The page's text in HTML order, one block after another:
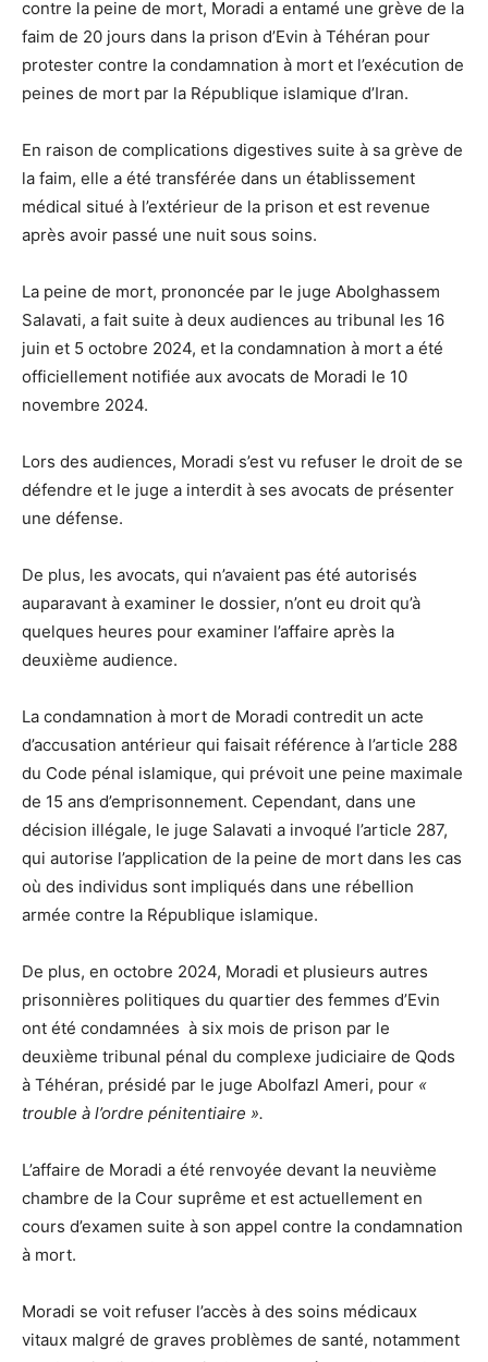
contre la peine de mort, Moradi a entamé une grève de la
faim de 20 jours dans la prison d’Evin à Téhéran pour
protester contre la condamnation à mort et l’exécution de
peines de mort par la République islamique d’Iran.
En raison de complications digestives suite à sa grève de
la faim, elle a été transférée dans un établissement
médical situé à l’extérieur de la prison et est revenue
après avoir passé une nuit sous soins.
La peine de mort, prononcée par le juge Abolghassem
Salavati, a fait suite à deux audiences au tribunal les 16
juin et 5 octobre 2024, et la condamnation à mort a été
officiellement notifiée aux avocats de Moradi le 10
novembre 2024.
Lors des audiences, Moradi s’est vu refuser le droit de se
défendre et le juge a interdit à ses avocats de présenter
une défense.
De plus, les avocats, qui n’avaient pas été autorisés
auparavant à examiner le dossier, n’ont eu droit qu’à
quelques heures pour examiner l’affaire après la
deuxième audience.
La condamnation à mort de Moradi contredit un acte
d’accusation antérieur qui faisait référence à l’article 288
du Code pénal islamique, qui prévoit une peine maximale
de 15 ans d’emprisonnement. Cependant, dans une
décision illégale, le juge Salavati a invoqué l’article 287,
qui autorise l’application de la peine de mort dans les cas
où des individus sont impliqués dans une rébellion
armée contre la République islamique.
De plus, en octobre 2024, Moradi et plusieurs autres
prisonnières politiques du quartier des femmes d’Evin
ont été condamnées à six mois de prison par le
deuxième tribunal pénal du complexe judiciaire de Qods
à Téhéran, présidé par le juge Abolfazl Ameri, pour «
trouble à l’ordre pénitentiaire ».
L’affaire de Moradi a été renvoyée devant la neuvième
chambre de la Cour suprême et est actuellement en
cours d’examen suite à son appel contre la condamnation
à mort.
Moradi se voit refuser l’accès à des soins médicaux
vitaux malgré de graves problèmes de santé, notamment